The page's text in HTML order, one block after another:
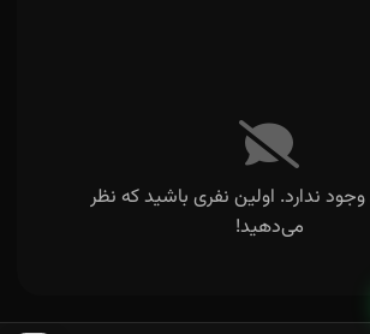
ندارد. اولین نفری باشید که نظر
می‌دهید!